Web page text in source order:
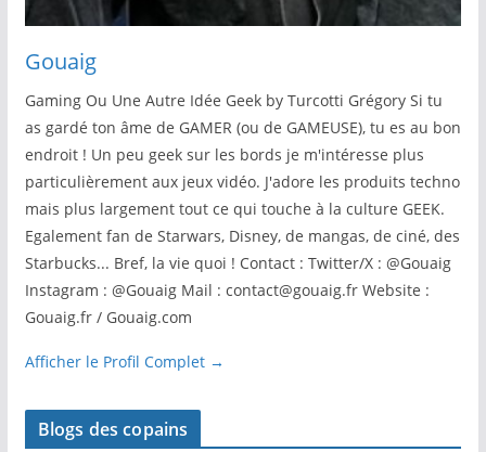
Gouaig
Gaming Ou Une Autre Idée Geek by Turcotti Grégory Si tu
as gardé ton âme de GAMER (ou de GAMEUSE), tu es au bon
endroit ! Un peu geek sur les bords je m'intéresse plus
particulièrement aux jeux vidéo. J'adore les produits techno
mais plus largement tout ce qui touche à la culture GEEK.
Egalement fan de Starwars, Disney, de mangas, de ciné, des
Starbucks... Bref, la vie quoi ! Contact : Twitter/X : @Gouaig
Instagram : @Gouaig Mail : contact@gouaig.fr Website :
Gouaig.fr / Gouaig.com
Afficher le Profil Complet →
Blogs des copains